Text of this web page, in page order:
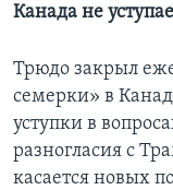
Канада не
Трюдо закрыл
семерки» в
уступки в
разногласия с
касается новых